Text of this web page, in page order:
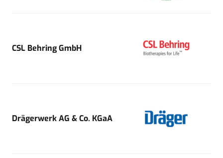
CSL Behring GmbH
Drägerwerk AG & Co. KGaA